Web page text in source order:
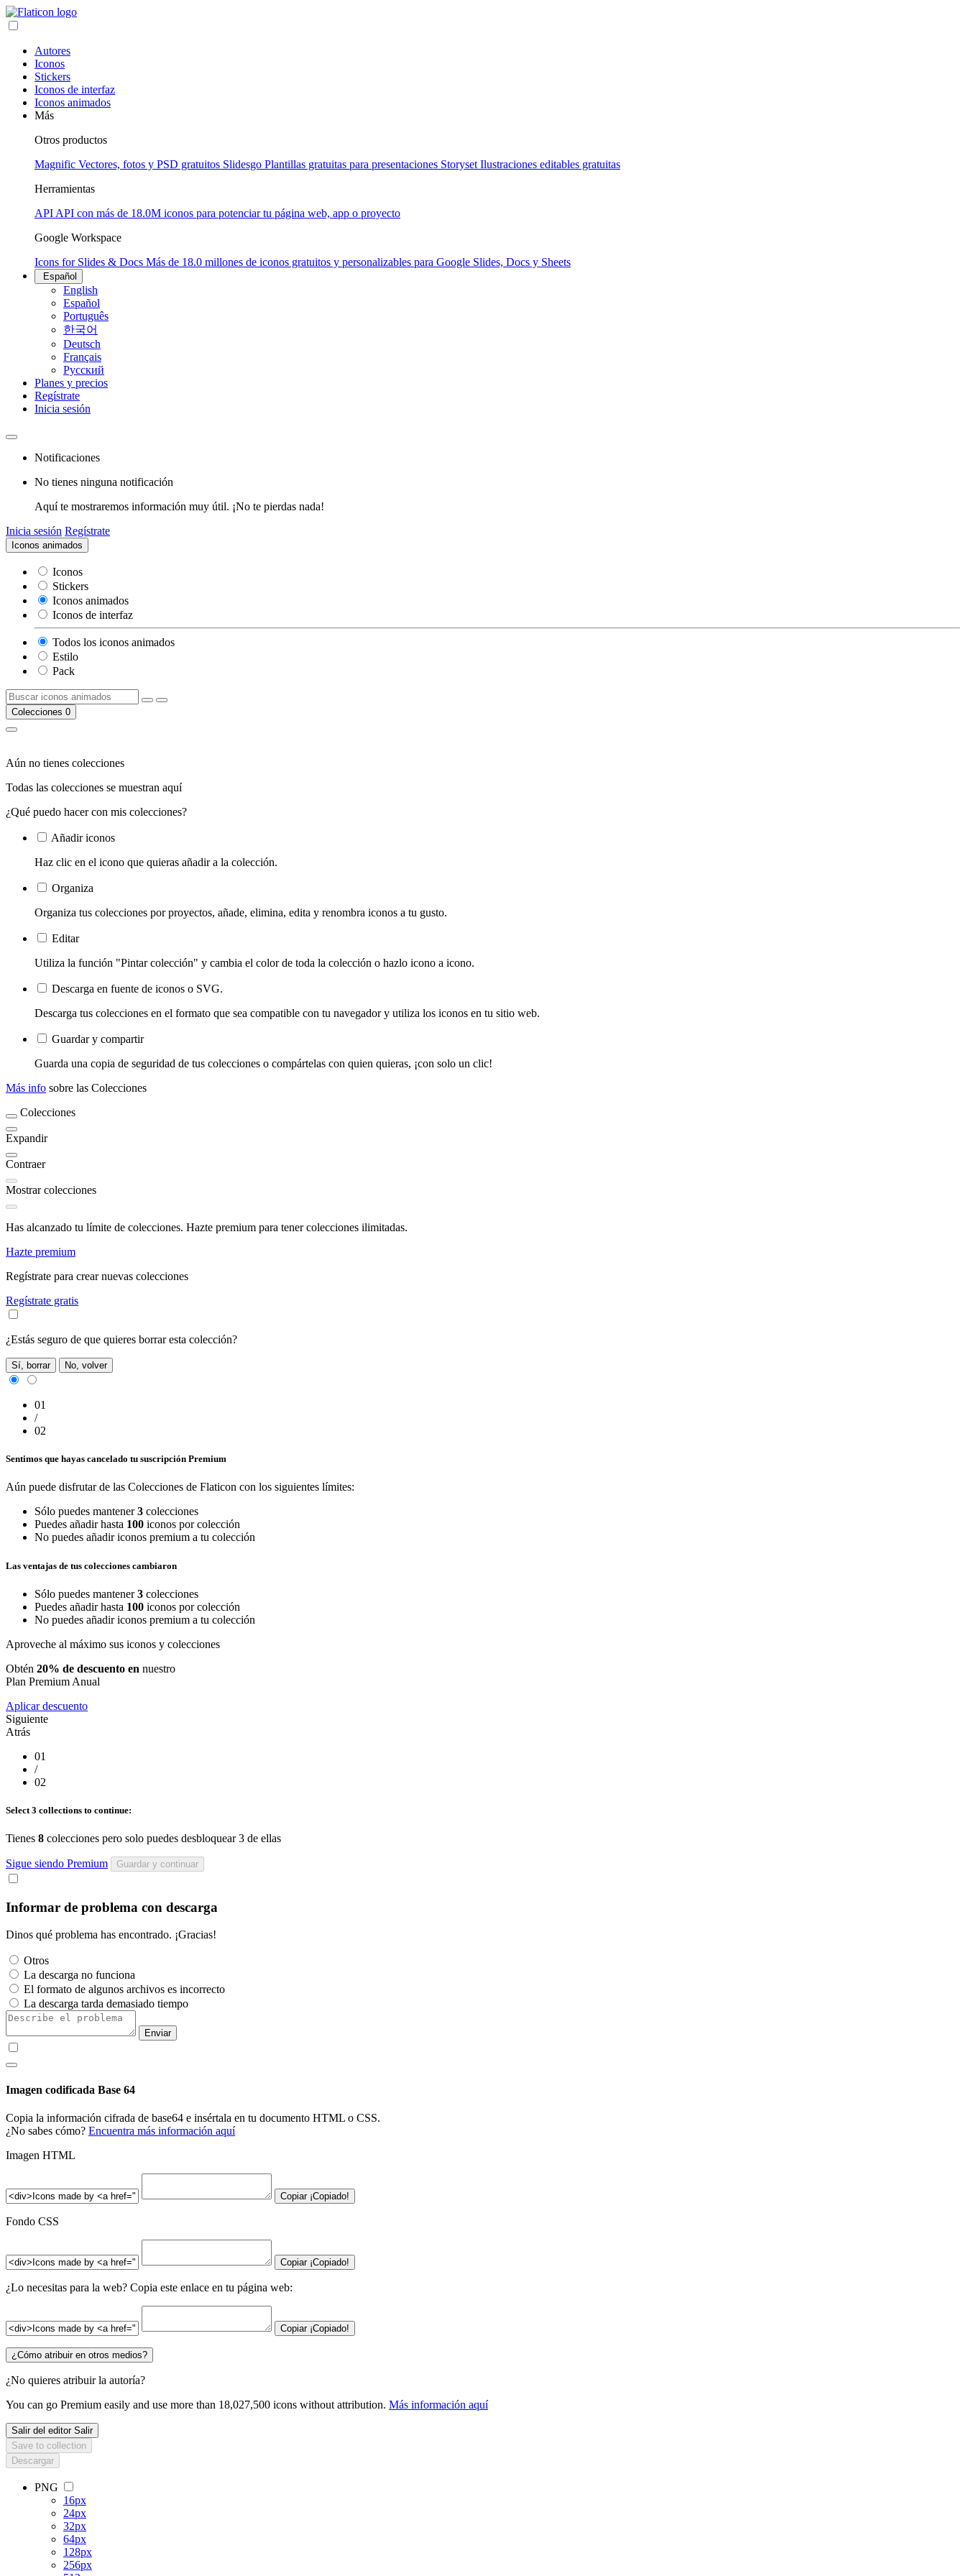
Autores
Iconos
Stickers
Iconos de interfaz
Iconos animados
Más
Otros productos
Magnific Vectores, fotos y PSD gratuitos Slidesgo Plantillas gratuitas para presentaciones Storyset Ilustraciones editables gratuitas
Herramientas
API API con más de 18.0M iconos para potenciar tu página web, app o proyecto
Google Workspace
Icons for Slides & Docs Más de 18.0 millones de iconos gratuitos y personalizables para Google Slides, Docs y Sheets
Español
English
Español
Português
한국어
Deutsch
Français
Pусский
Planes y precios
Regístrate
Inicia sesión
Notificaciones
No tienes ninguna notificación
Aquí te mostraremos información muy útil. ¡No te pierdas nada!
Inicia sesión Regístrate
Iconos animados
Iconos
Stickers
Iconos animados
Iconos de interfaz
Todos los iconos animados
Estilo
Pack
Colecciones 0
Aún no tienes colecciones
Todas las colecciones se muestran aquí
¿Qué puedo hacer con mis colecciones?
Añadir iconos
Haz clic en el icono que quieras añadir a la colección.
Organiza
Organiza tus colecciones por proyectos, añade, elimina, edita y renombra iconos a tu gusto.
Editar
Utiliza la función "Pintar colección" y cambia el color de toda la colección o hazlo icono a icono.
Descarga en fuente de iconos o SVG.
Descarga tus colecciones en el formato que sea compatible con tu navegador y utiliza los iconos en tu sitio web.
Guardar y compartir
Guarda una copia de seguridad de tus colecciones o compártelas con quien quieras, ¡con solo un clic!
Más info sobre las Colecciones
Colecciones
Expandir
Contraer
Mostrar colecciones
Has alcanzado tu límite de colecciones. Hazte premium para tener colecciones ilimitadas.
Hazte premium
Regístrate para crear nuevas colecciones
Regístrate gratis
¿Estás seguro de que quieres borrar esta colección?
Sí, borrar No, volver
01
/
02
Sentimos que hayas cancelado tu suscripción Premium
Aún puede disfrutar de las Colecciones de Flaticon con los siguientes límites:
Sólo puedes mantener3 colecciones
Puedes añadir hasta 100 iconos por colección
No puedes añadir iconos premium a tu colección
Las ventajas de tus colecciones cambiaron
Sólo puedes mantener3 colecciones
Puedes añadir hasta 100 iconos por colección
No puedes añadir iconos premium a tu colección
Aproveche al máximo sus iconos y colecciones
Obtén 20% de descuento en nuestro
Plan Premium Anual
Aplicar descuento
Siguiente
Atrás
01
/
02
Select 3 collections to continue:
Tienes 8 colecciones pero solo puedes desbloquear 3 de ellas
Sigue siendo Premium Guardar y continuar
Informar de problema con descarga
Dinos qué problema has encontrado. ¡Gracias!
Otros
La descarga no funciona
El formato de algunos archivos es incorrecto
La descarga tarda demasiado tiempo
Enviar
Imagen codificada Base 64
Copia la información cifrada de base64 e insértala en tu documento HTML o CSS.
¿No sabes cómo? Encuentra más información aquí
Imagen HTML
Copiar ¡Copiado!
Fondo CSS
Copiar ¡Copiado!
¿Lo necesitas para la web? Copia este enlace en tu página web:
Copiar ¡Copiado!
¿Cómo atribuir en otros medios?
¿No quieres atribuir la autoría?
You can go Premium easily and use more than 18,027,500 icons without attribution. Más información aquí
Salir del editor Salir
Save to collection
Descargar
PNG
16px
24px
32px
64px
128px
256px